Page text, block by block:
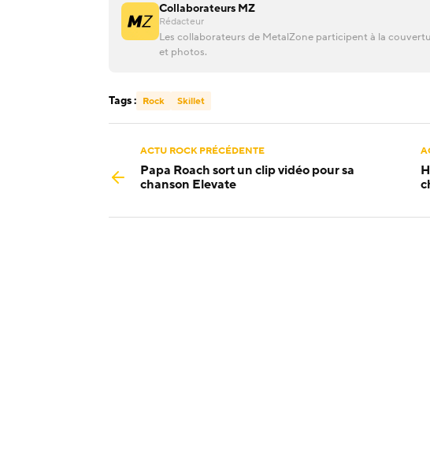
Collaborateurs MZ
Rédacteur
Les collaborateurs de MetalZone participent à la
et photos.
Tags : Rock Skillet
ACTU ROCK PRÉCÉDENTE
Papa Roach sort un clip vidéo pour sa
chanson Elevate